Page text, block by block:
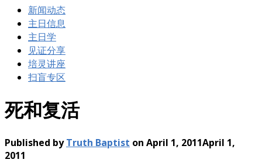
新闻动态
主日信息
主日学
见证分享
培灵讲座
扫盲专区
死和复活
Published byTruth Baptist on April 1, 2011April 1,
2011